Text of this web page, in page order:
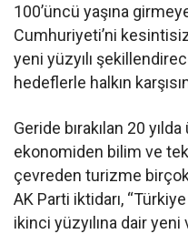
100’üncü yaşına
Cumhuriyeti’ni
yeni yüzyılı
hedeflerle halkın
Geride bırakılan 20
ekonomiden bilim ve
çevreden turizme
AK Parti iktidarı,
ikinci yüzyılına dair